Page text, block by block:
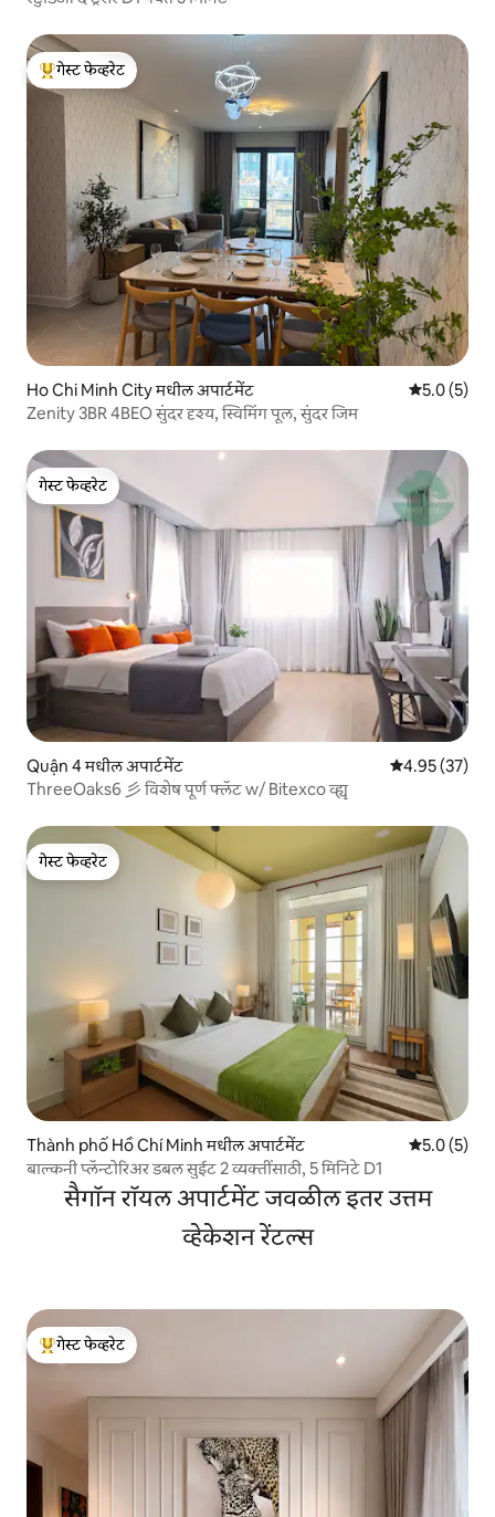
टॉप गेस्ट फेव्हरेट
गेस्ट फेव्हरेट
Ho Chi Minh City मधील अपार्टमेंट 5 पैकी 5.0
5.0 (5)
Zenity 3BR 4BEO सुंदर दृश्य, स्विमिंग पूल, सुंदर जिम
गेस्ट फेव्हरेट
गेस्ट फेव्हरेट
Quận 4 मधील अपार्टमेंट 5 पैकी 4.95
4.95 (37)
ThreeOaks6 彡 विशेष पूर्ण फ्लॅट w/ Bitexco व्ह्यू
गेस्ट फेव्हरेट
गेस्ट फेव्हरेट
Thành phố Hồ Chí Minh मधील अपार्टमेंट 5 पैकी 5.0
5.0 (5)
बाल्कनी प्लॅन्टोरिअर डबल सुईट 2 व्यक्तींसाठी, 5 मिनिटे D1
सैगॉन रॉयल अपार्टमेंट जवळील इतर उत्तम
व्हेकेशन रेंटल्स
टॉप गेस्ट फेव्हरेट
गेस्ट फेव्हरेट